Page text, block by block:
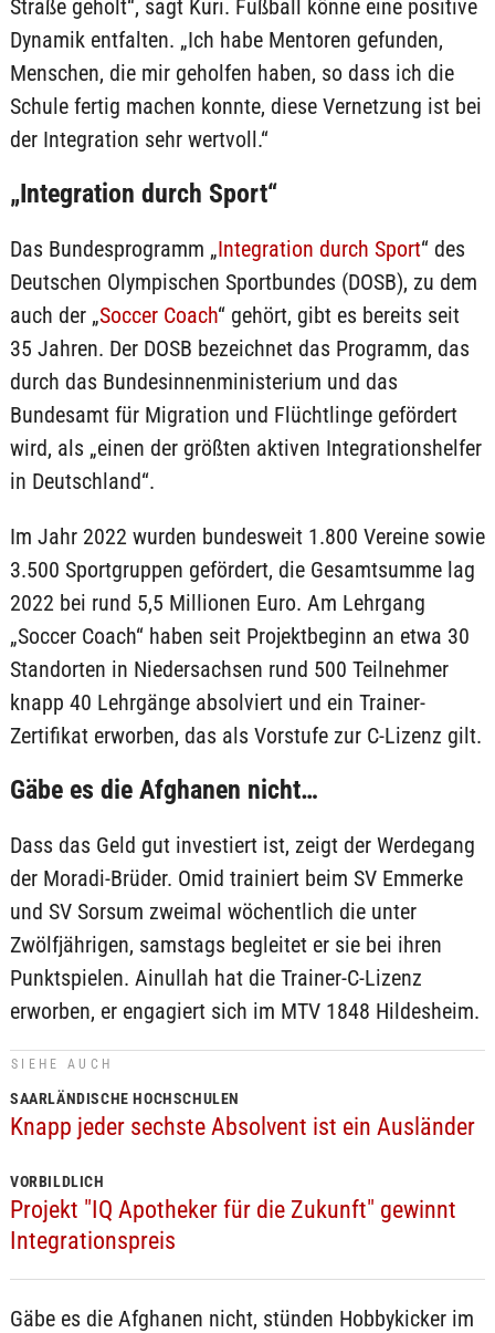
Straße geholt“, sagt Kuri. Fußball könne eine positive
Dynamik entfalten. „Ich habe Mentoren gefunden,
Menschen, die mir geholfen haben, so dass ich die
Schule fertig machen konnte, diese Vernetzung ist bei
der Integration sehr wertvoll.“
„Integration durch Sport“
Das Bundesprogramm „Integration durch Sport“ des
Deutschen Olympischen Sportbundes (DOSB), zu dem
auch der „Soccer Coach“ gehört, gibt es bereits seit
35 Jahren. Der DOSB bezeichnet das Programm, das
durch das Bundesinnenministerium und das
Bundesamt für Migration und Flüchtlinge gefördert
wird, als „einen der größten aktiven Integrationshelfer
in Deutschland“.
Im Jahr 2022 wurden bundesweit 1.800 Vereine sowie
3.500 Sportgruppen gefördert, die Gesamtsumme lag
2022 bei rund 5,5 Millionen Euro. Am Lehrgang
„Soccer Coach“ haben seit Projektbeginn an etwa 30
Standorten in Niedersachsen rund 500 Teilnehmer
knapp 40 Lehrgänge absolviert und ein Trainer-
Zertifikat erworben, das als Vorstufe zur C-Lizenz gilt.
Gäbe es die Afghanen nicht…
Dass das Geld gut investiert ist, zeigt der Werdegang
der Moradi-Brüder. Omid trainiert beim SV Emmerke
und SV Sorsum zweimal wöchentlich die unter
Zwölfjährigen, samstags begleitet er sie bei ihren
Punktspielen. Ainullah hat die Trainer-C-Lizenz
erworben, er engagiert sich im MTV 1848 Hildesheim.
SIEHE AUCH
SAARLÄNDISCHE HOCHSCHULEN
Knapp jeder sechste Absolvent ist ein Ausländer
VORBILDLICH
Projekt "IQ Apotheker für die Zukunft" gewinnt
Integrationspreis
Gäbe es die Afghanen nicht, stünden Hobbykicker im